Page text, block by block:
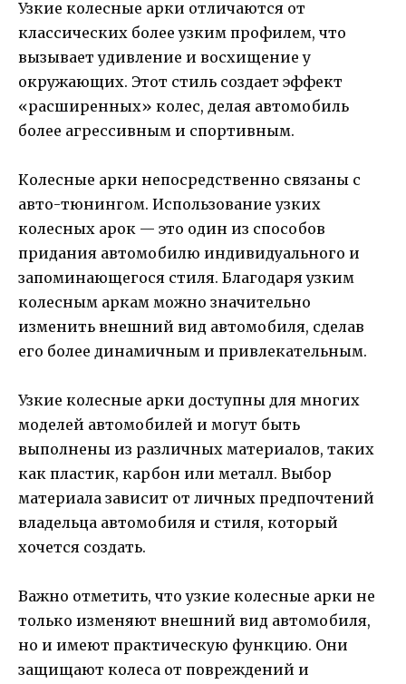
Узкие колесные арки отличаются от
классических более узким профилем, что
вызывает удивление и восхищение у
окружающих. Этот стиль создает эффект
«расширенных» колес, делая автомобиль
более агрессивным и спортивным.
Колесные арки непосредственно связаны с
авто-тюнингом. Использование узких
колесных арок — это один из способов
придания автомобилю индивидуального и
запоминающегося стиля. Благодаря узким
колесным аркам можно значительно
изменить внешний вид автомобиля, сделав
его более динамичным и привлекательным.
Узкие колесные арки доступны для многих
моделей автомобилей и могут быть
выполнены из различных материалов, таких
как пластик, карбон или металл. Выбор
материала зависит от личных предпочтений
владельца автомобиля и стиля, который
хочется создать.
Важно отметить, что узкие колесные арки не
только изменяют внешний вид автомобиля,
но и имеют практическую функцию. Они
защищают колеса от повреждений и